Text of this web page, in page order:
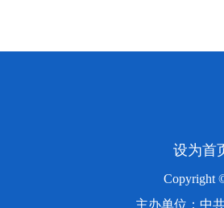
设为首
Copyright
主办单位：中